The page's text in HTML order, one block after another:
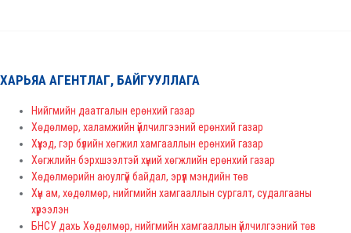
ХАРЬЯА АГЕНТЛАГ, БАЙГУУЛЛАГА
Нийгмийн даатгалын ерөнхий газар
Хөдөлмөр, халамжийн үйлчилгээний ерөнхий газар
Хүүхэд, гэр бүлийн хөгжил хамгааллын ерөнхий газар
Хөгжлийн бэрхшээлтэй хүний хөгжлийн ерөнхий газар
Хөдөлмөрийн аюулгүй байдал, эрүүл мэндийн төв
Хүн ам, хөдөлмөр, нийгмийн хамгааллын сургалт, судалгааны
хүрээлэн
БНСУ дахь Хөдөлмөр, нийгмийн хамгааллын үйлчилгээний төв